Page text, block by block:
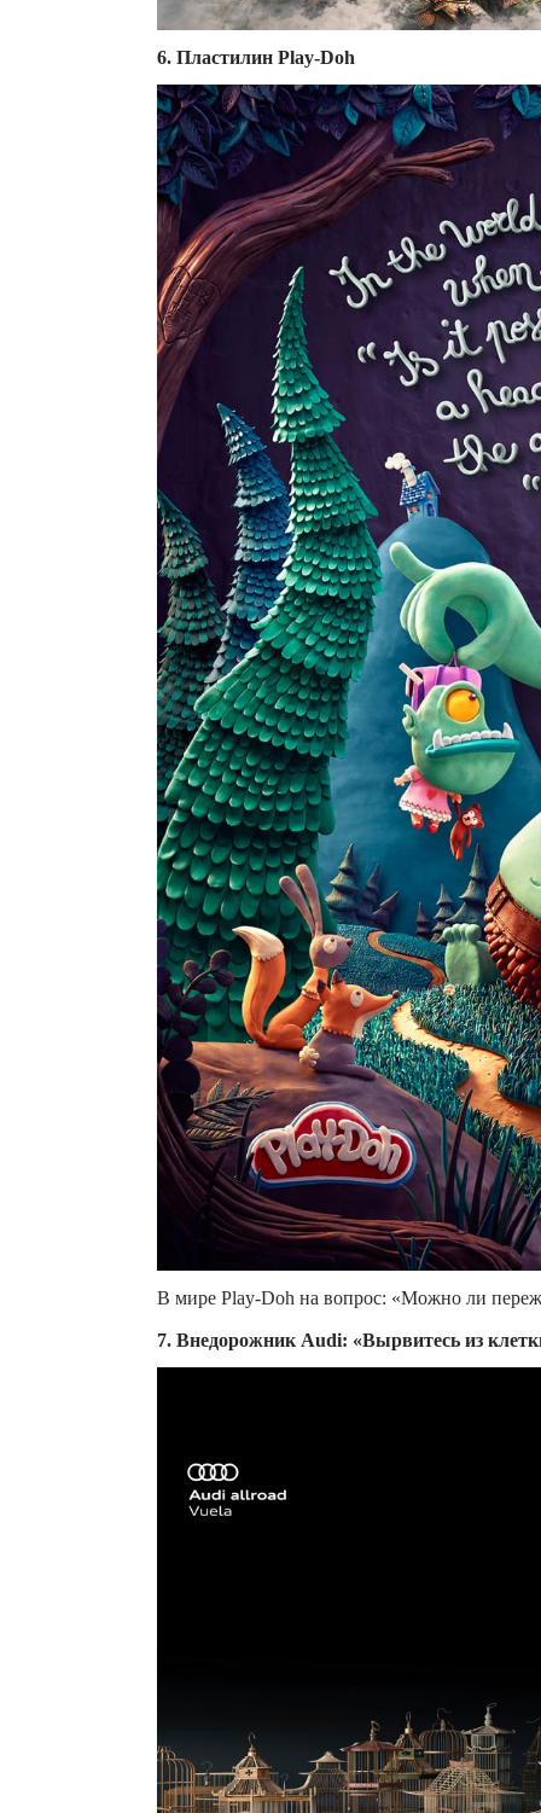
6. Пластилин Play-Doh
В мире Play-Doh на вопрос: «Можно ли
7. Внедорожник Audi: «Вырвитесь из